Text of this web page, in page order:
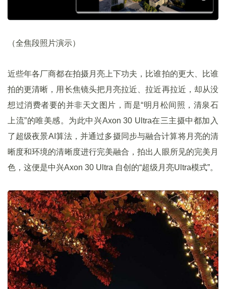
（全焦段照片演示）
近些年各厂商都在拍摄月亮上下功夫，比谁拍的更大、比谁
拍的更清晰，用长焦镜头把月亮拉近、拉近再拉近，却从没
想过消费者要的并非天文图片，而是“明月松间照，清泉石
上流”的唯美感。为此中兴Axon 30 Ultra在三主摄中都加入
了超级夜景AI算法，并通过多摄同步与融合计算将月亮的清
晰度和环境的清晰度进行完美融合，拍出人眼所见的完美月
色，这便是中兴Axon 30 Ultra 自创的“超级月亮Ultra模式”。